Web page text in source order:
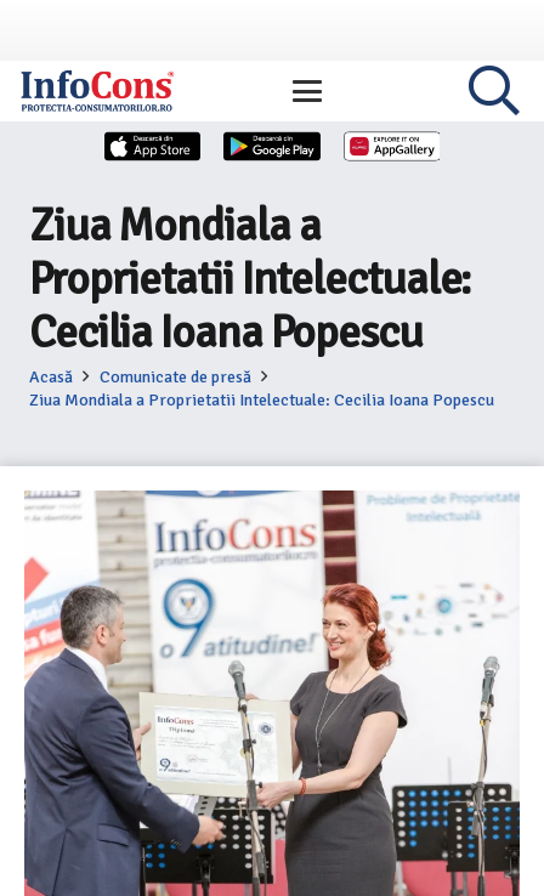
Ziua Mondiala a
Proprietatii Intelectuale:
Cecilia Ioana Popescu
Acasă
Comunicate de presă
Ziua Mondiala a Proprietatii Intelectuale: Cecilia Ioana Popescu